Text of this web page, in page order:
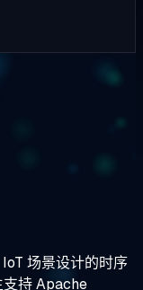
场景设计的时序
持 Apache